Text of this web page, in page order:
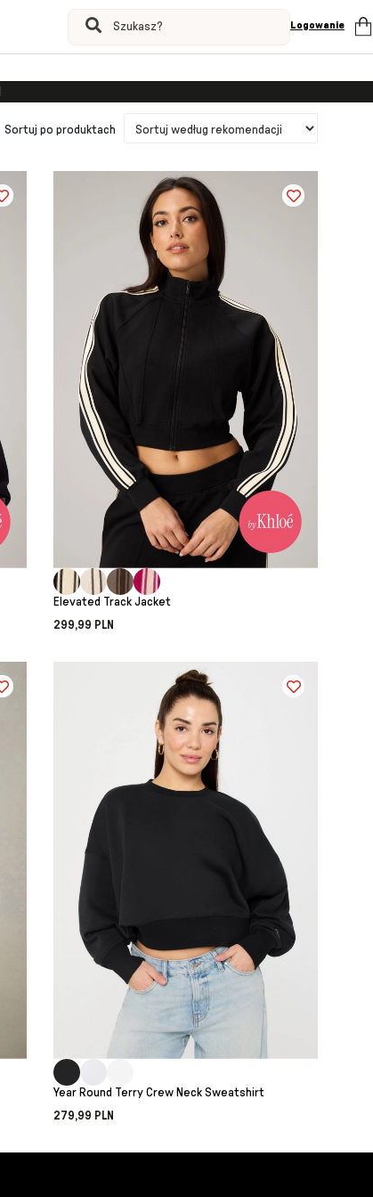
Logowanie
Sortuj po produktach
Elevated Track Jacket
299,99 PLN
Year Round Terry Crew Neck Sweatshirt
279,99 PLN